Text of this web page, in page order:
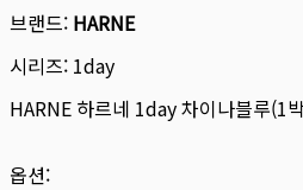
브랜드: HARNE
시리즈: 1day
HARNE 하르네 1day 차이나블루(1
옵션: